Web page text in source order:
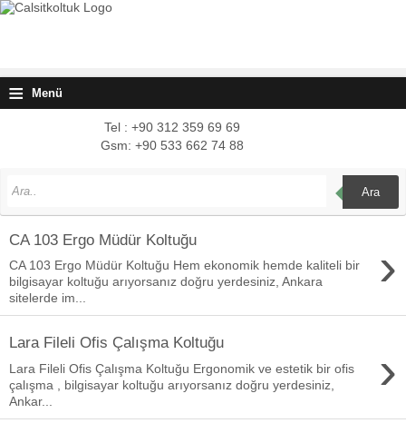
≡ Menü
Tel : +90 312 359 69 69
Gsm: +90 533 662 74 88
Ara
CA 103 Ergo Müdür Koltuğu ›
CA 103 Ergo Müdür Koltuğu Hem ekonomik hemde kaliteli bir
bilgisayar koltuğu arıyorsanız doğru yerdesiniz, Ankara
sitelerde im...
Lara Fileli Ofis Çalışma Koltuğu ›
Lara Fileli Ofis Çalışma Koltuğu Ergonomik ve estetik bir ofis
çalışma , bilgisayar koltuğu arıyorsanız doğru yerdesiniz,
Ankar...